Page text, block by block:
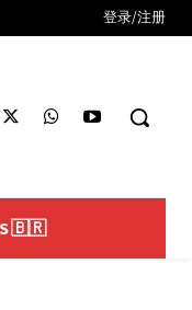
登录/注册
🇧🇷